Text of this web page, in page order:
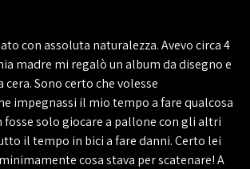
con assoluta naturalezza. Avevo circa 4
madre mi regalò un album da disegno e
Sono certo che volesse
impegnassi il mio tempo a fare qualcosa
fosse solo giocare a pallone con gli altri
il tempo in bici a fare danni. Certo lei
cosa stava per scatenare! A